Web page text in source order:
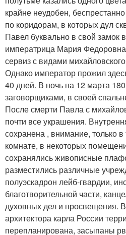
крайне неудобен,
по коридорам, в которых дул
Павел буквально в свой замок
императрица Мария
сервиз с видами
Однако император прожил
40 дней. В ночь на 12 марта
заговорщиками, в своей
После смерти Павла с
почти все украшения.
сохранена , внимание, только
комнате, в некоторых
сохранялись живописные
разместились различные
полуэскадрон лейб-гвардии,
благотворительной части,
духовных дел и просвещения.
архитектора карла России
перепланирована, засыпаны